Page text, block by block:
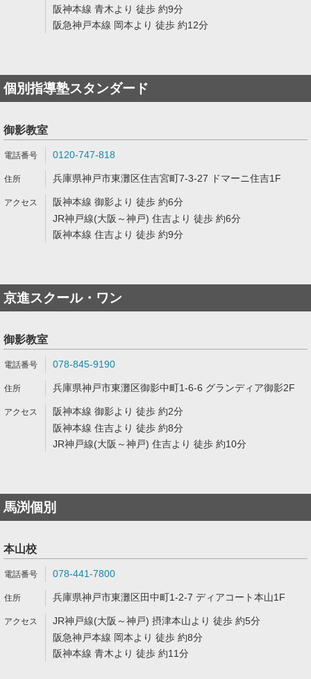
阪神本線 青木より 徒歩 約9分
阪急神戸本線 岡本より 徒歩 約12分
個別指導塾スタンダード
御影教室
0120-747-818
兵庫県神戸市東灘区住吉宮町7-3-27 ドマーニ住吉1F
阪神本線 御影より 徒歩 約6分
JR神戸線(大阪～神戸) 住吉より 徒歩 約6分
阪神本線 住吉より 徒歩 約9分
京進スクール・ワン
御影教室
078-845-9190
兵庫県神戸市東灘区御影中町1-6-6 グランディア御影2F
阪神本線 御影より 徒歩 約2分
阪神本線 住吉より 徒歩 約8分
JR神戸線(大阪～神戸) 住吉より 徒歩 約10分
馬渕個別
本山校
078-441-7800
兵庫県神戸市東灘区田中町1-2-7 ディアコート本山1F
JR神戸線(大阪～神戸) 摂津本山より 徒歩 約5分
阪急神戸本線 岡本より 徒歩 約8分
阪神本線 青木より 徒歩 約11分